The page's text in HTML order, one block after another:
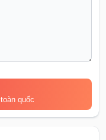
quốc